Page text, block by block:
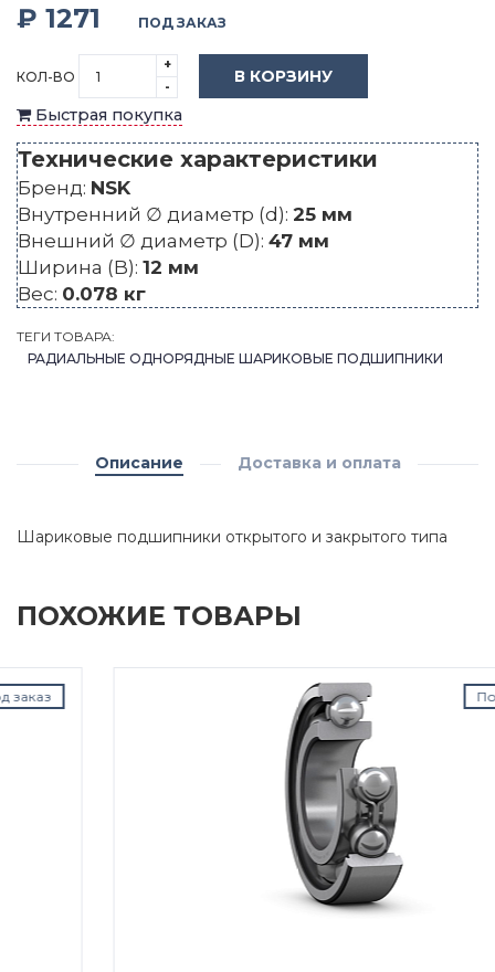
₽ 1271 ПОД ЗАКАЗ
КОЛ-ВО
+
-
В КОРЗИНУ
Быстрая покупка
Технические характеристики
Бренд: NSK
Внутренний ∅ диаметр (d): 25 мм
Внешний ∅ диаметр (D): 47 мм
Ширина (B): 12 мм
Вес: 0.078 кг
ТЕГИ ТОВАРА:
РАДИАЛЬНЫЕ ОДНОРЯДНЫЕ ШАРИКОВЫЕ ПОДШИПНИКИ
Описание Доставка и оплата
Шариковые подшипники открытого и закрытого типа
ПОХОЖИЕ ТОВАРЫ